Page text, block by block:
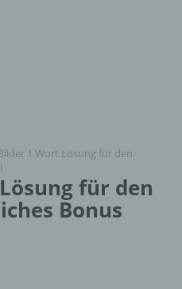
1 Wort Lösung für den
für den
Bonus